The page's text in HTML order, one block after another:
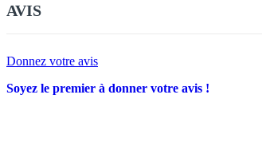
AVIS
Donnez votre avis
Soyez le premier à donner votre avis !